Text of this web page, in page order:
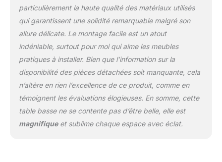
particulièrement la haute qualité des matériaux utilisés
qui garantissent une solidité remarquable malgré son
allure délicate. Le montage facile est un atout
indéniable, surtout pour moi qui aime les meubles
pratiques à installer. Bien que l’information sur la
disponibilité des pièces détachées soit manquante, cela
n’altère en rien l’excellence de ce produit, comme en
témoignent les évaluations élogieuses. En somme, cette
table basse ne se contente pas d’être belle, elle est
magnifiqueet sublime chaque espace avec éclat.